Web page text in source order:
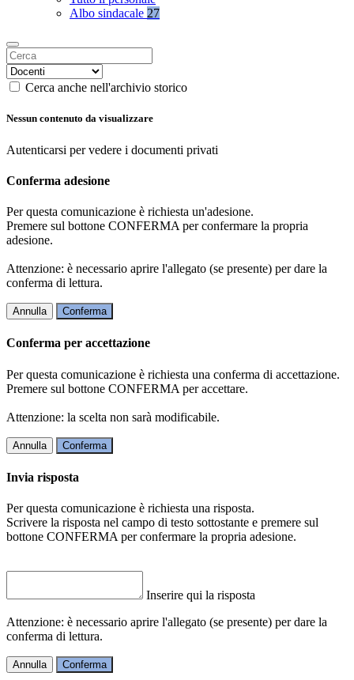
Albo sindacale 27
Cerca anche nell'archivio storico
Nessun contenuto da visualizzare
Autenticarsi per vedere i documenti privati
Conferma adesione
Per questa comunicazione è richiesta un'adesione.
Premere sul bottone CONFERMA per confermare la propria
adesione.
Attenzione: è necessario aprire l'allegato (se presente) per dare la
conferma di lettura.
Annulla Conferma
Conferma per accettazione
Per questa comunicazione è richiesta una conferma di accettazione.
Premere sul bottone CONFERMA per accettare.
Attenzione: la scelta non sarà modificabile.
Annulla Conferma
Invia risposta
Per questa comunicazione è richiesta una risposta.
Scrivere la risposta nel campo di testo sottostante e premere sul
bottone CONFERMA per confermare la propria adesione.
Inserire qui la risposta
Attenzione: è necessario aprire l'allegato (se presente) per dare la
conferma di lettura.
Annulla Conferma